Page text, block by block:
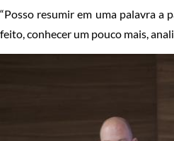
“Posso resumir em uma palavra a
feito, conhecer um pouco mais,